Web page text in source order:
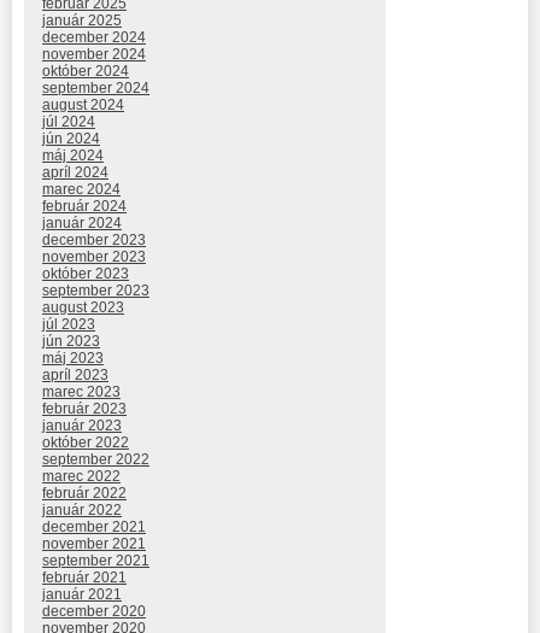
február 2025
január 2025
december 2024
november 2024
október 2024
september 2024
august 2024
júl 2024
jún 2024
máj 2024
apríl 2024
marec 2024
február 2024
január 2024
december 2023
november 2023
október 2023
september 2023
august 2023
júl 2023
jún 2023
máj 2023
apríl 2023
marec 2023
február 2023
január 2023
október 2022
september 2022
marec 2022
február 2022
január 2022
december 2021
november 2021
september 2021
február 2021
január 2021
december 2020
november 2020